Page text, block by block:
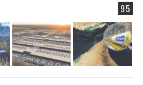
95